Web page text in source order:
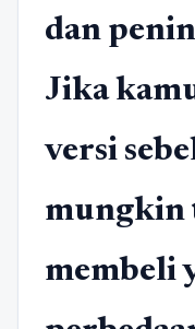
dan
Jika
versi
mungkin
membeli